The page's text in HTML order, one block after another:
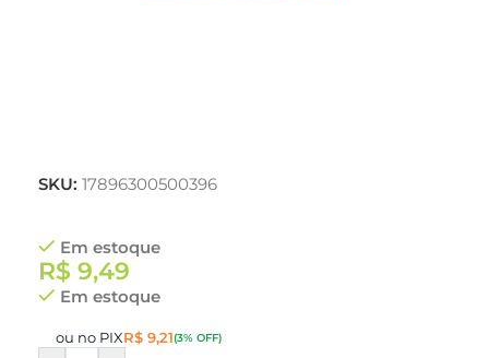
SKU: 17896300500396
Em estoque
R$ 9,49
Em estoque
ou no PIXR$ 9,21(3% OFF)